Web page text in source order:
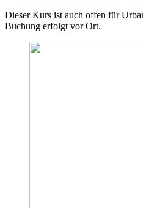
Dieser Kurs ist auch offen für
Buchung erfolgt vor Ort.